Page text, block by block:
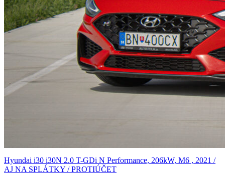
Hyundai i30 i30N 2.0 T-GDi N Performance, 206kW, M6 , 2021 /
AJ NA SPLÁTKY / PROTIÚČET